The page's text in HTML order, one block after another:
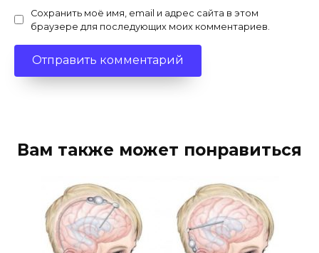
Сохранить моё имя, email и адрес сайта в этом
браузере для последующих моих комментариев.
Вам также может понравиться